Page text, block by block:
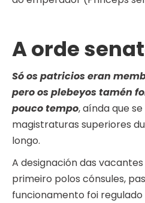
A orde
Só os patricios eran
pero os plebeyos tamén
pouco tempo, aínda que
magistraturas superiores
longo.
A designación das
primeiro polos cónsules,
funcionamento foi regulado